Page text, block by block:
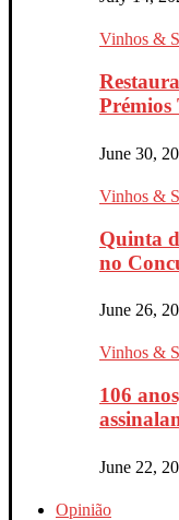
Vinhos &
Prémios
June 30,
Vinhos &
Quinta
no
June 26,
Vinhos &
106
June 22,
Opinião